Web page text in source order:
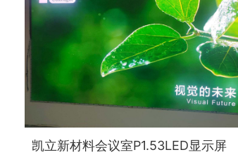
凯立新材料会议室P1.53LED显示屏